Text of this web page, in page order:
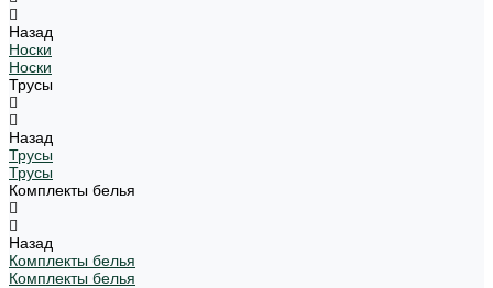
Назад
Носки
Носки
Трусы
Назад
Трусы
Трусы
Комплекты белья
Назад
Комплекты белья
Комплекты белья